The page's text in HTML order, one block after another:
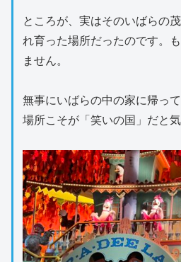
ところが、実はそのいばらの
れ育った場所だったのです。
ません。
無事にいばらの中の家に帰っ
場所こそが「笑いの国」だと気